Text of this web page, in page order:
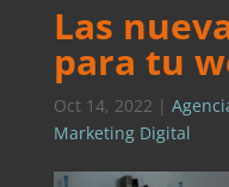
Las
para tu
Oct 14, 2022 |
Marketing Digital